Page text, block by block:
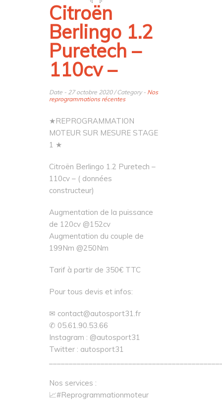
Citroën
Berlingo 1.2
Puretech –
110cv –
Date - 27 octobre 2020 / Category - Nos
reprogrammations récentes
★REPROGRAMMATION
MOTEUR SUR MESURE STAGE
1 ★
Citroën Berlingo 1.2 Puretech –
110cv – ( données
constructeur)
Augmentation de la puissance
de 120cv @152cv
Augmentation du couple de
199Nm @250Nm
Tarif à partir de 350€ TTC
Pour tous devis et infos:
✉ contact@autosport31.fr
✆ 05.61.90.53.66
Instagram : @autosport31
Twitter : autosport31
Nos services :
📈#Reprogrammationmoteur